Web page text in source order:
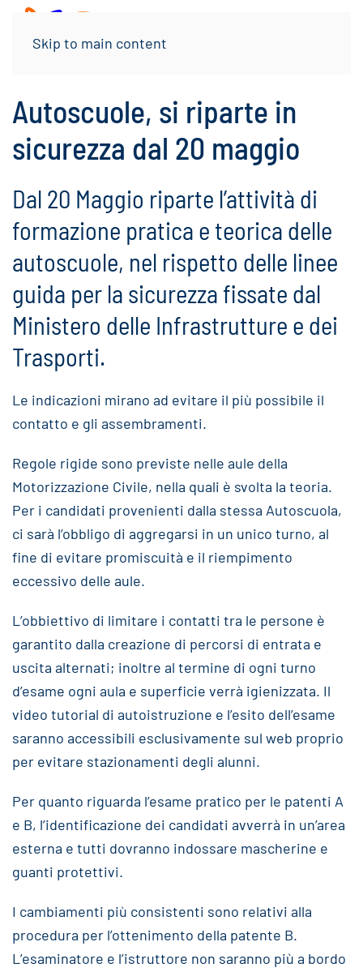
Skip to main content
Autoscuole, si riparte in
sicurezza dal 20 maggio
Dal 20 Maggio riparte l’attività di
formazione pratica e teorica delle
autoscuole, nel rispetto delle linee
guida per la sicurezza fissate dal
Ministero delle Infrastrutture e dei
Trasporti.
Le indicazioni mirano ad evitare il più possibile il
contatto e gli assembramenti.
Regole rigide sono previste nelle aule della
Motorizzazione Civile, nella quali è svolta la teoria.
Per i candidati provenienti dalla stessa Autoscuola,
ci sarà l’obbligo di aggregarsi in un unico turno, al
fine di evitare promiscuità e il riempimento
eccessivo delle aule.
L’obbiettivo di limitare i contatti tra le persone è
garantito dalla creazione di percorsi di entrata e
uscita alternati; inoltre al termine di ogni turno
d’esame ogni aula e superficie verrà igienizzata. Il
video tutorial di autoistruzione e l’esito dell’esame
saranno accessibili esclusivamente sul web proprio
per evitare stazionamenti degli alunni.
Per quanto riguarda l’esame pratico per le patenti A
e B, l’identificazione dei candidati avverrà in un’area
esterna e tutti dovranno indossare mascherine e
guanti protettivi.
I cambiamenti più consistenti sono relativi alla
procedura per l’ottenimento della patente B.
L’esaminatore e l’istruttore non saranno più a bordo